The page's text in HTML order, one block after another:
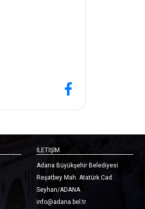
İLETİŞİM
Adana Büyükşehir Belediyesi
Reşatbey Mah. Atatürk Cad.
Seyhan/ADANA
info@adana.bel.tr